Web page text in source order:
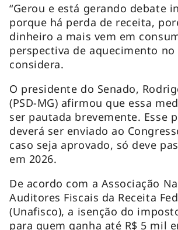
“Gerou e está gerando debate
porque há perda de receita,
dinheiro a mais vem em
perspectiva de aquecimento no
considera.
O presidente do Senado,
(PSD-MG) afirmou que essa
ser pautada brevemente. Esse
deverá ser enviado ao
caso seja aprovado, só deve
em 2026.
De acordo com a Associação
Auditores Fiscais da Receita
(Unafisco), a isenção do
para quem ganha até R$ 5 mil